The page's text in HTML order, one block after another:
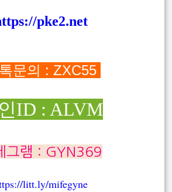
pke2.net
문의 : ZXC55
ID : ALVM
그램 : GYN369
litt.ly/mifegyne